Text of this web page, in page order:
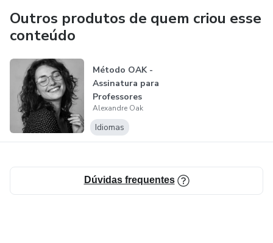
Outros produtos de quem criou esse
conteúdo
Método OAK -
Assinatura para
Professores
Alexandre Oak
Idiomas
Dúvidas frequentes